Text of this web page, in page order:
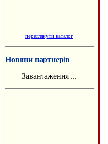
переглянути каталог
Новини партнерів
Завантаження ...